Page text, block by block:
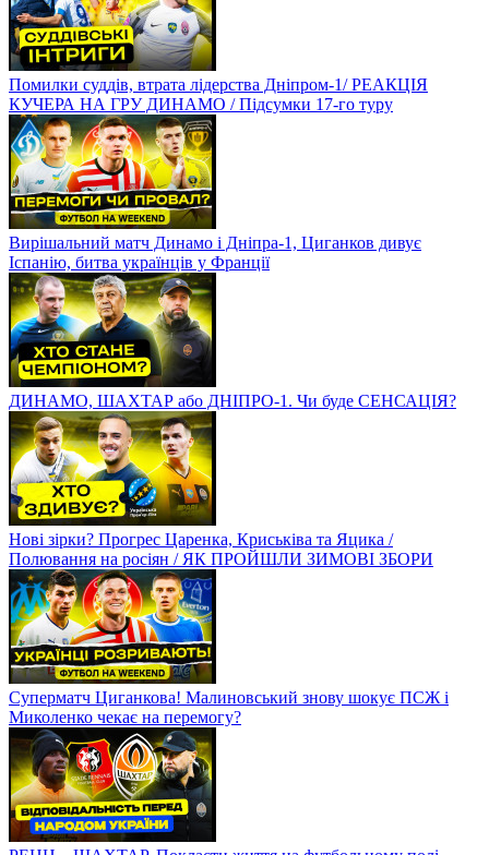
Помилки суддів, втрата лідерства Дніпром-1/ РЕАКЦІЯ
КУЧЕРА НА ГРУ ДИНАМО / Підсумки 17-го туру
Вирішальний матч Динамо і Дніпра-1, Циганков дивує
Іспанію, битва українців у Франції
ДИНАМО, ШАХТАР або ДНІПРО-1. Чи буде СЕНСАЦІЯ?
Нові зірки? Прогрес Царенка, Криськіва та Яцика /
Полювання на росіян / ЯК ПРОЙШЛИ ЗИМОВІ ЗБОРИ
Суперматч Циганкова! Малиновський знову шокує ПСЖ і
Миколенко чекає на перемогу?